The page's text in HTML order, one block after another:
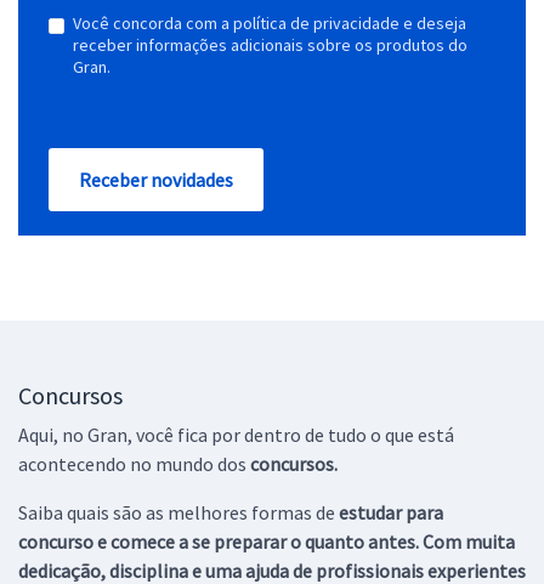
Você concorda com a política de privacidade e deseja
receber informações adicionais sobre os produtos do
Gran.
Receber novidades
Concursos
Aqui, no Gran, você fica por dentro de tudo o que está
acontecendo no mundo dos concursos.
Saiba quais são as melhores formas de estudar para
concurso e comece a se preparar o quanto antes. Com muita
dedicação, disciplina e uma ajuda de profissionais experientes